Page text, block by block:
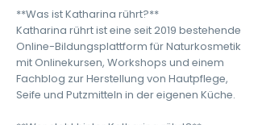
**Was ist Katharina rührt?**
Katharina rührt ist eine seit 2019 bestehende
Online-Bildungsplattform für Naturkosmetik
mit Onlinekursen, Workshops und einem
Fachblog zur Herstellung von Hautpflege,
Seife und Putzmitteln in der eigenen Küche.